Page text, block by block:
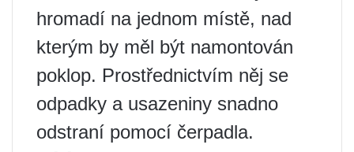
hromadí na jednom místě, nad
kterým by měl být namontován
poklop. Prostřednictvím něj se
odpadky a usazeniny snadno
odstraní pomocí čerpadla.